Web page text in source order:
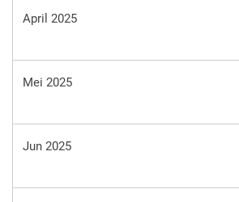
April 2025
Mei 2025
Jun 2025